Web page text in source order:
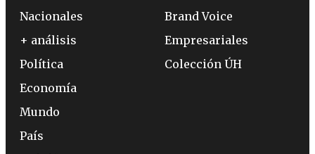
Nacionales
+ análisis
Política
Economía
Mundo
País
Brand Voice
Empresariales
Colección ÚH